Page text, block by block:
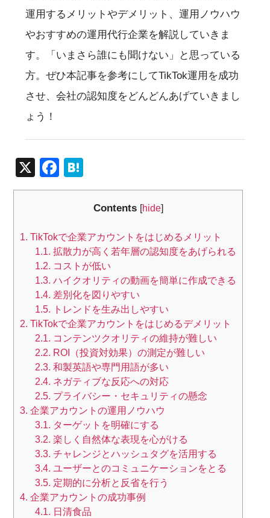
運用するメリットやデメリット、運用ノウハウ
やおすすめの運用代行企業を解説していきま
す。「いまさら誰にも聞けない」と思っている
方。ぜひ本記事を参考にしてTikTok運用を成功
させ、会社の認知度をどんどんあげていきまし
ょう！
X
F
a
b
o
o
k
at
e
a
Contents [hide]
1. TikTokで企業アカウントをはじめるメリット
1.1. 拡散力が高く若年層の認知度をあげられる
1.2. コストが低い
1.3. ハイクオリティの動画を簡単に作成できる
1.4. 差別化を図りやすい
1.5. トレンドを生み出しやすい
2. TikTokで企業アカウントをはじめるデメリット
2.1. コンテンツクオリティの維持が難しい
2.2. ROI（投資対効果）の測定が難しい
2.3. 和製英語や専門用語が多い
2.4. ネガティブな反応への対応
2.5. プライバシー・セキュリティの懸念
3. 企業アカウントの運用ノウハウ
3.1. ターゲットを明確にする
3.2. 楽しく自然体な表現を心がける
3.3. チャレンジとハッシュタグを活用する
3.4. ユーザーとのコミュニケーションをとる
3.5. 定期的に分析と反省を行う
4. 企業アカウントの成功事例
4.1. 日清食品